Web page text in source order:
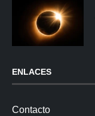
ENLACES
Contacto